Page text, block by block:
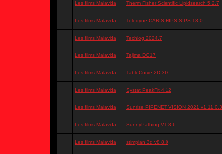
Les films Malavida Therm Fisher Scientific Lipidsearch 5.2.7
Les films Malavida Teledyne CARIS HIPS SIPS 13.0
Les films Malavida Techlog 2024.7
Les films Malavida Tajima DG17
Les films Malavida TableCurve 2D 3D
Les films Malavida Systat PeakFit 4.12
Les films Malavida Sunrise PIPENET VISION 2021
Les films Malavida SunnyPathing V1.8.6
Les films Malavida stimplan 3d v8 8.0